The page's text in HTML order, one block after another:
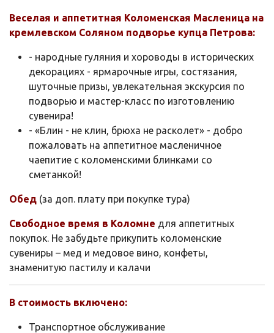
Веселая и аппетитная Коломенская Масленица на
кремлевском Соляном подворье купца Петрова:
- народные гуляния и хороводы в исторических
декорациях - ярмарочные игры, состязания,
шуточные призы, увлекательная экскурсия по
подворью и мастер-класс по изготовлению
сувенира!
- «Блин - не клин, брюха не расколет» - добро
пожаловать на аппетитное масленичное
чаепитие с коломенскими блинками со
сметанкой!
Обед (за доп. плату при покупке тура)
Свободное время в Коломне для аппетитных
покупок. Не забудьте прикупить коломенские
сувениры – мед и медовое вино, конфеты,
знаменитую пастилу и калачи
В стоимость включено:
Транспортное обслуживание